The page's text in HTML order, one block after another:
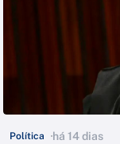
Política há 14 dias